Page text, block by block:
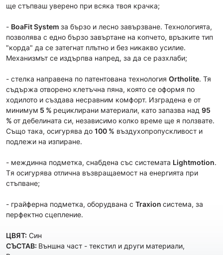
ще стъпваш уверено при всяка твоя крачка;
- BoaFit System за бързо и лесно завързване. Технологията,
позволява с едно бързо завъртане на копчето, връзките тип
"корда" да се затегнат плътно и без никакво усилие.
Механизмът се издърпва напред, за да се разхлаби;
- стелка направена по патентована технология Ortholite. Тя
съдържа отворено клетъчна пяна, която се оформя по
ходилото и създава несравним комфорт. Изградена е от
минимум 5 % рециклирани материали, като запазва над 95
% от дебелината си, независимо колко време ще я ползвате.
Също така, осигурява до 100 % въздухопропускливост и
подлежи на изпиране.
- междинна подметка, снабдена със системата Lightmotion.
Tя осигурява отлична възвращаемост на енергията при
стъпване;
- грайферна подметка, оборудвана с Traxion система, за
перфектно сцепление.
ЦВЯТ: Син
СЪСТАВ: Външна част - текстил и други материали,